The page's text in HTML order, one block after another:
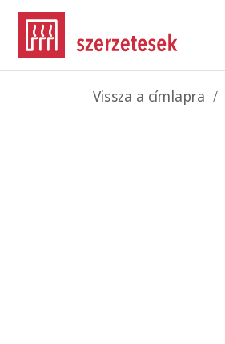
Ugrás a tartalomra
Morzsa
Vissza a címlapra